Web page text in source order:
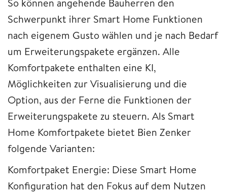
Schwerpunkt ihrer Smart Home Funktionen
nach eigenem Gusto wählen und je nach Bedarf
um Erweiterungspakete ergänzen. Alle
Komfortpakete enthalten eine KI,
Möglichkeiten zur Visualisierung und die
Option, aus der Ferne die Funktionen der
Erweiterungspakete zu steuern. Als Smart
Home Komfortpakete bietet Bien Zenker
folgende Varianten:
Komfortpaket Energie: Diese Smart Home
Konfiguration hat den Fokus auf dem Nutzen